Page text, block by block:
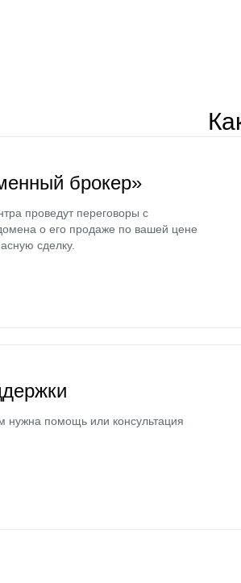
брокер»
проведут переговоры с
о его продаже по вашей цене
сделку.
нужна помощь или консультация